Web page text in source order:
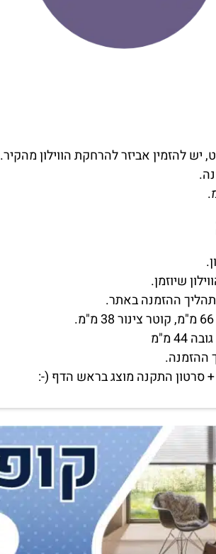
יש להזמין אביזר להרחקת הווילון מהקיר.
ההזמנה באתר.
ההזמנה.
סרטון התקנה מוצג בראש הדף (-: